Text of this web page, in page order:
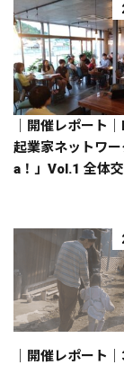
｜開催レポート
起業家ネットワ
a！」Vol.1 全体
｜開催レポート